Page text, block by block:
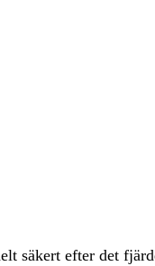
säkert efter det